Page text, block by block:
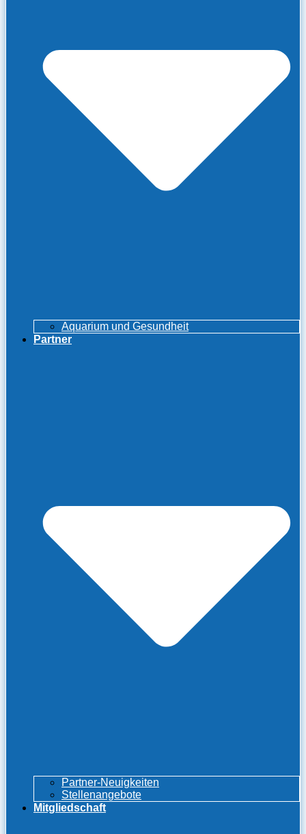
Aquarium und Gesundheit
Partner
Partner-Neuigkeiten
Stellenangebote
Mitgliedschaft